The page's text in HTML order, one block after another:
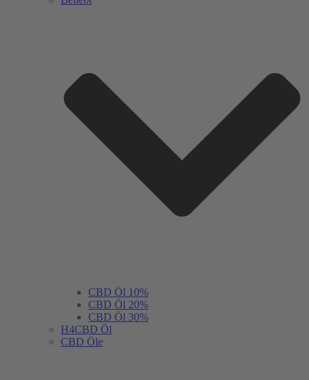
CBD Öl 10%
CBD Öl 20%
CBD Öl 30%
H4CBD Öl
CBD Öle